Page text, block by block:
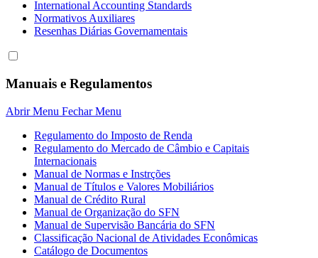
International Accounting Standards
Normativos Auxiliares
Resenhas Diárias Governamentais
Manuais e Regulamentos
Abrir Menu Fechar Menu
Regulamento do Imposto de Renda
Regulamento do Mercado de Câmbio e Capitais
Internacionais
Manual de Normas e Instrções
Manual de Títulos e Valores Mobiliários
Manual de Crédito Rural
Manual de Organização do SFN
Manual de Supervisão Bancária do SFN
Classificação Nacional de Atividades Econômicas
Catálogo de Documentos